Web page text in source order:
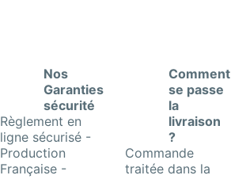
Nos
Garanties
sécurité
Règlement en
ligne sécurisé -
Production
Française -
Comment
se passe
la
livraison
?
Commande
traitée dans la